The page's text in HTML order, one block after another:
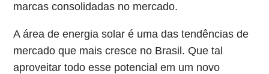
marcas consolidadas no mercado.
A área de energia solar é uma das tendências de
mercado que mais cresce no Brasil. Que tal
aproveitar todo esse potencial em um novo